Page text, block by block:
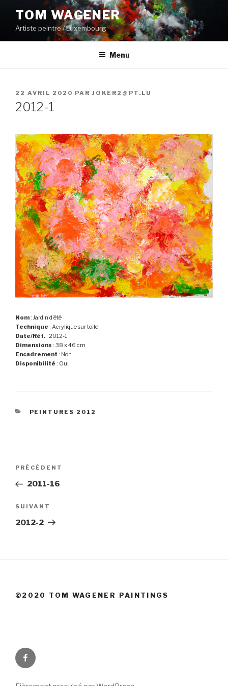
contenu
principal
TOM WAGENER
Artiste peintre / Luxembourg
Menu
PUBLIÉ
LE
22 AVRIL 2020 PAR JOKER2@PT.LU
2012-1
Nom : Jardin d’été
Technique : Acrylique sur toile
Date/Réf. : 2012-1
Dimensions : 38 x 46 cm
Encadrement : Non
Disponibilité : Oui
CATÉGORIES
PEINTURES 2012
Navigation
l’article
Article
précédent
PRÉCÉDENT
2011-16
Article
suivant
SUIVANT
2012-2
©2020 TOM WAGENER PAINTINGS
Facebook